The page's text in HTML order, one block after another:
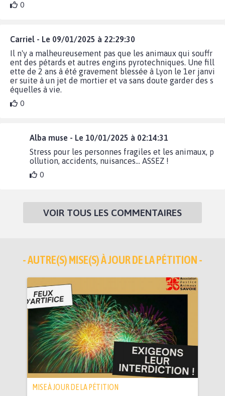
0
Carriel - Le 09/01/2025 à 22:29:30
Il n'y a malheureusement pas que les animaux qui souffr
ent des pétards et autres engins pyrotechniques. Une fill
ette de 2 ans à été gravement blessée à Lyon le 1er janvi
er suite à un jet de mortier et va sans doute garder des s
équelles à vie.
0
Alba muse - Le 10/01/2025 à 02:14:31
Stress pour les personnes fragiles et les animaux, p
ollution, accidents, nuisances... ASSEZ !
0
VOIR TOUS LES COMMENTAIRES
- AUTRE(S) MISE(S) À JOUR DE LA PÉTITION -
MISE À JOUR DE LA PÉTITION